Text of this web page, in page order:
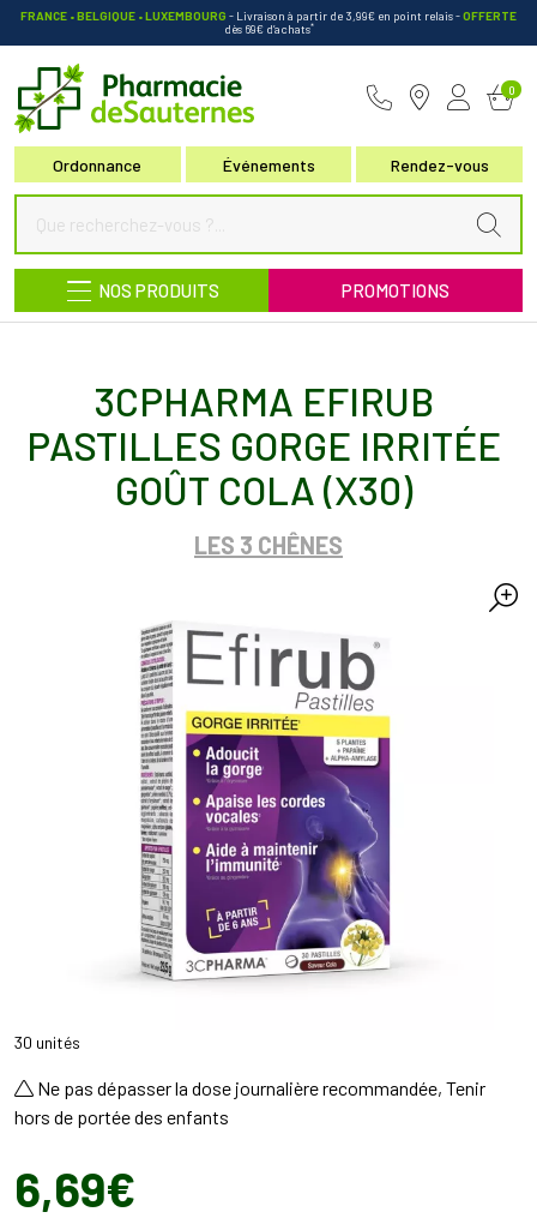
FRANCE • BELGIQUE • LUXEMBOURG - Livraison à partir de 3,99€ en point relais-OFFERTE
dès 69€ d’achats*
Ordonnance Événements Rendez-vous
0
NOS PRODUITS PROMOTIONS
3CPHARMA EFIRUB
PASTILLES GORGE IRRITÉE
GOÛT COLA (X30)
LES 3 CHÊNES
30 unités
Ne pas dépasser la dose journalière recommandée, Tenir
hors de portée des enfants
6,69€